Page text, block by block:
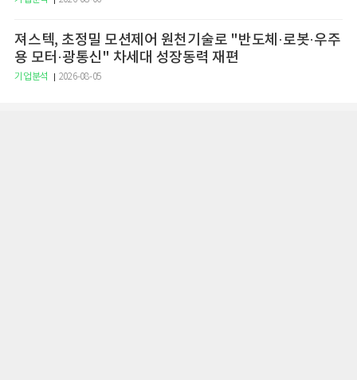
져스텍, 초정밀 모션제어 원천기술로 "반도체·로봇·우주
용 모터·광통신" 차세대 성장동력 재편
기업분석 2026-08-05